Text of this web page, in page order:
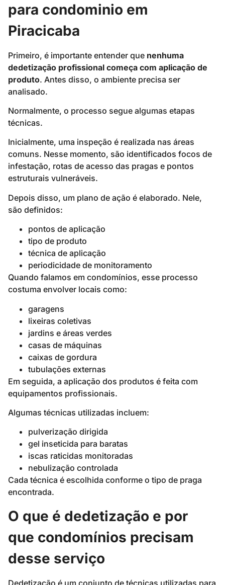
para condominio em
Piracicaba
Primeiro, é importante entender que nenhuma
dedetização profissional começa com aplicação de
produto. Antes disso, o ambiente precisa ser
analisado.
Normalmente, o processo segue algumas etapas
técnicas.
Inicialmente, uma inspeção é realizada nas áreas
comuns. Nesse momento, são identificados focos de
infestação, rotas de acesso das pragas e pontos
estruturais vulneráveis.
Depois disso, um plano de ação é elaborado. Nele,
são definidos:
pontos de aplicação
tipo de produto
técnica de aplicação
periodicidade de monitoramento
Quando falamos em condomínios, esse processo
costuma envolver locais como:
garagens
lixeiras coletivas
jardins e áreas verdes
casas de máquinas
caixas de gordura
tubulações externas
Em seguida, a aplicação dos produtos é feita com
equipamentos profissionais.
Algumas técnicas utilizadas incluem:
pulverização dirigida
gel inseticida para baratas
iscas raticidas monitoradas
nebulização controlada
Cada técnica é escolhida conforme o tipo de praga
encontrada.
O que é dedetização e por
que condomínios precisam
desse serviço
Dedetização é um conjunto de técnicas utilizadas para